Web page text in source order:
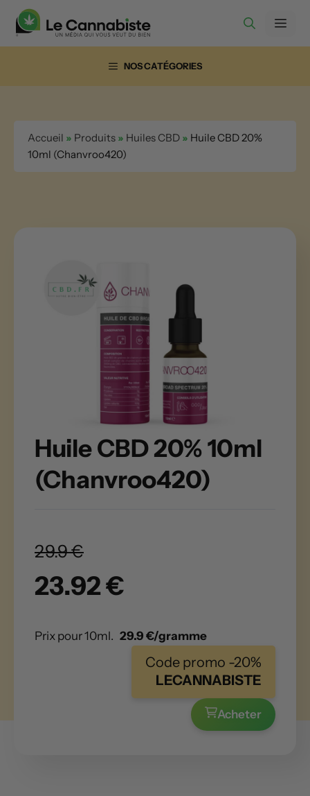
Aller
contenu
NOS CATÉGORIES
Accueil » Produits » Huiles CBD » Huile CBD 20%
10ml (Chanvroo420)
Huile CBD 20% 10ml
(Chanvroo420)
29.9 €
23.92 €
Prix pour 10ml. 29.9 €/gramme
Code promo -20%
LECANNABISTE
Acheter